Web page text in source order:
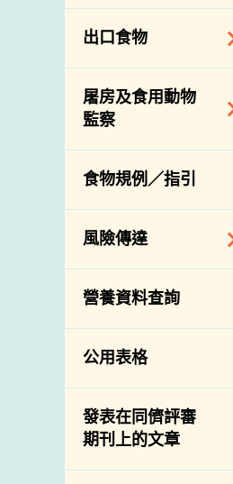
系統
基因改造食物
資料
食物安全之風險評
估
食物事故應變及管
理
食物消費量調查
總膳食研究
有機食物
高風險食物
抗菌素耐藥性
消費者聯繫小組
食物進口商和食物
分銷商登記制度
絡內地有關當局
進口食物管制
口檢驗
出口食物
出口驗證
出口食物往內地
出口商及業界的消
息
屠房及食用動物
監察
規管農業化學物及
獸醫藥物在食用動
物上的使用
屠房及疾病監測
宰前檢驗
宰後檢驗
結果
屠房及肉類檢驗
食物規例／指引
風險傳達
主題項目
項目及活動
資訊平台
下載
公開比賽
營養資料查詢
公用表格
發表在同儕評審
期刊上的文章